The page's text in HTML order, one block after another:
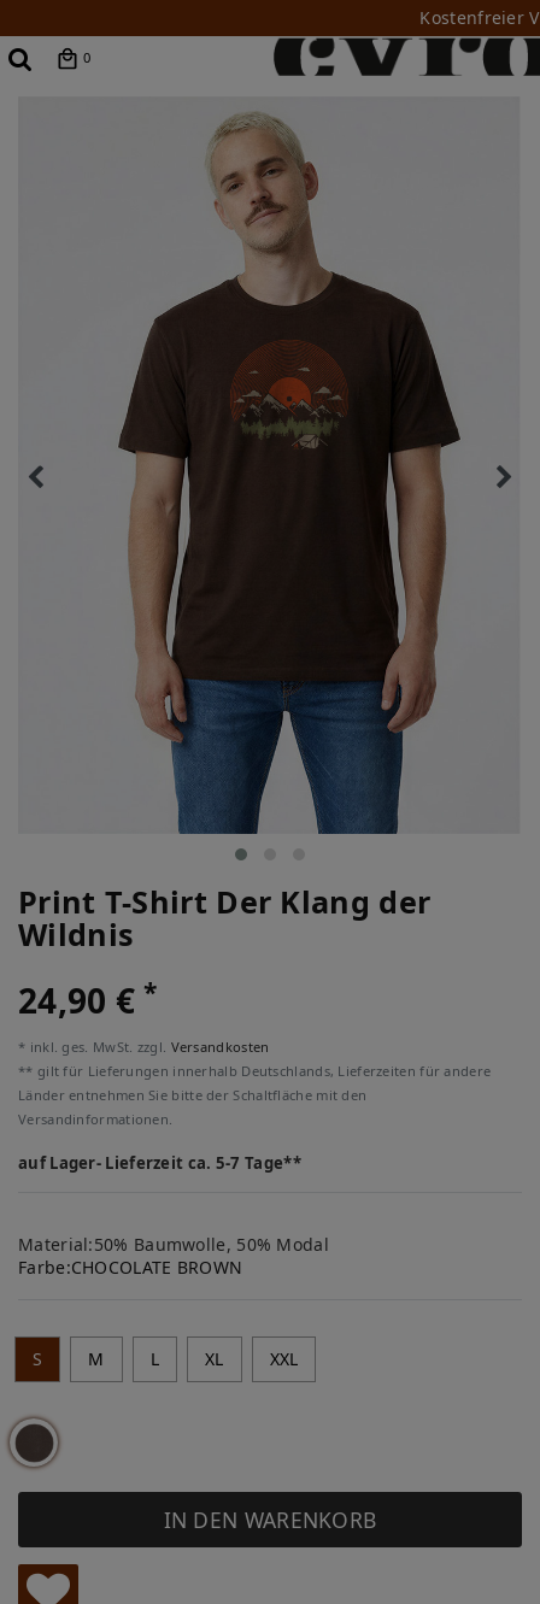
Kostenfreier
0
Print T-Shirt Der Klang der
Wildnis
24,90 €*
* inkl. ges. MwSt. zzgl. Versandkosten
** gilt für Lieferungen innerhalb Deutschlands, Lieferzeiten für andere
Länder entnehmen Sie bitte der Schaltfläche mit den
Versandinformationen.
auf Lager- Lieferzeit ca. 5-7 Tage**
Material:50% Baumwolle, 50% Modal
Farbe:CHOCOLATE BROWN
S M L XL XXL
IN DEN WARENKORB